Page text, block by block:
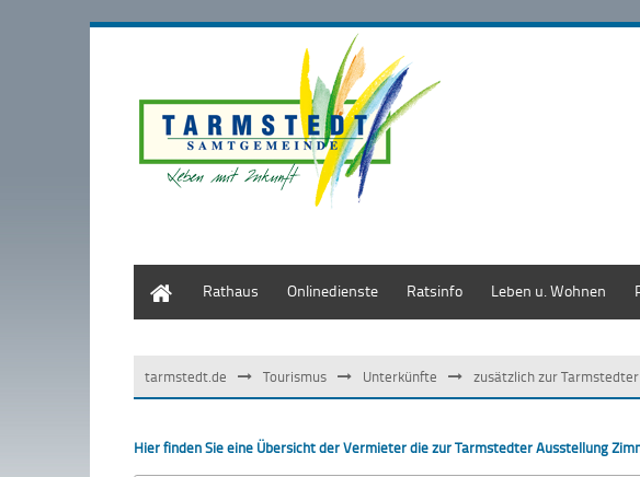
Rathaus Onlinedienste Ratsinfo Leben u. Wohnen
tarmstedt.de Tourismus Unterkünfte zusätzlich zur
Hier finden Sie eine Übersicht der Vermieter die zur Tarmstedter Ausstellung